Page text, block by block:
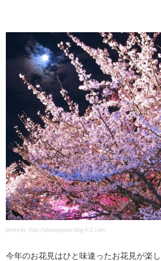
photo by .http://photogazou.blog.fc2.com
今年のお花見はひと味違ったお花見が楽